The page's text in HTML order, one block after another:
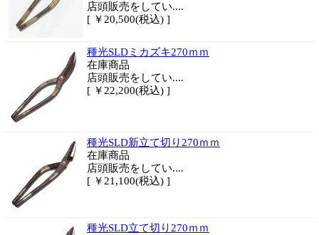
店頭販売をしてい....
[ ￥20,500(税込) ]
種光SLDミカズキ270ｍｍ
在庫商品
店頭販売をしてい....
[ ￥22,200(税込) ]
種光SLD新立て切り270ｍｍ
在庫商品
店頭販売をしてい....
[ ￥21,100(税込) ]
種光SLD立て切り270ｍｍ